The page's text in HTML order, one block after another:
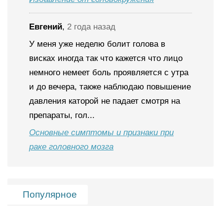
Евгений, 2 года назад
У меня уже неделю болит голова в
висках иногда так что кажется что лицо
немного немеет боль проявляется с утра
и до вечера, также наблюдаю повышение
давления каторой не падает смотря на
препараты, гол...
Основные симптомы и признаки при
раке головного мозга
Популярное